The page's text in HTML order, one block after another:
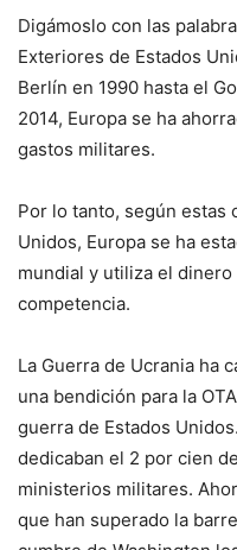
Digámoslo con las
Exteriores de Estados
Berlín en 1990 hasta el
2014, Europa se ha
gastos militares.
Por lo tanto, según estas
Unidos, Europa se ha
mundial y utiliza el
competencia.
La Guerra de Ucrania ha
una bendición para la
guerra de Estados
dedicaban el 2 por cien
ministerios militares.
que han superado la